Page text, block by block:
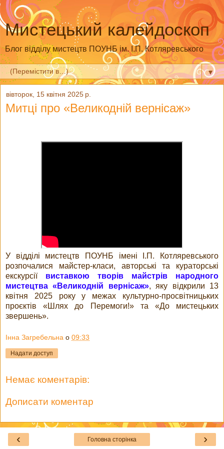
Мистецький калейдоскоп
Блог відділу мистецтв ПОУНБ ім. І.П. Котляревського
▼
вівторок, 15 квітня 2025 р.
Митці про «Великодній вернісаж»
У відділі мистецтв ПОУНБ імені І.П. Котляревського
розпочалися майстер-класи, авторські та кураторські
екскурсії виставкою творів майстрів народного
мистецтва «Великодній вернісаж», яку відкрили 13
квітня 2025 року у межах культурно-просвітницьких
проєктів «Шлях до Перемоги!» та «До мистецьких
звершень».
Інна Загребельна о 09:33
Надати доступ
Немає коментарів:
Дописати коментар
‹ ›
Головна сторінка